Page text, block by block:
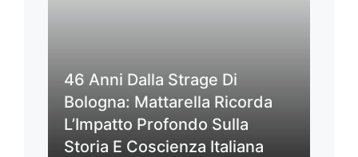
46 Anni Dalla Strage Di
Bologna: Mattarella Ricorda
L’Impatto Profondo Sulla
Storia E Coscienza Italiana